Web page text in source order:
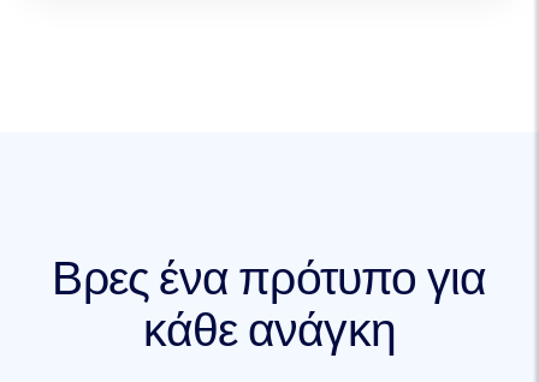
Βρες ένα πρότυπο για
κάθε ανάγκη